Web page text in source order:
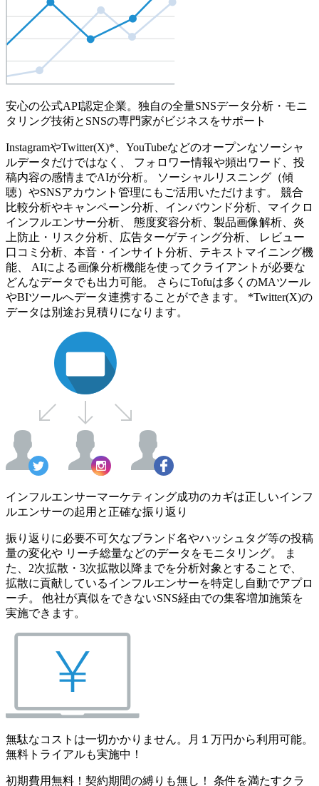
安心の公式API認定企業。独自の全量SNSデータ分析・モニ
タリング技術とSNSの専門家がビジネスをサポート
InstagramやTwitter(X)*、YouTubeなどのオープンなソーシャ
ルデータだけではなく、 フォロワー情報や頻出ワード、投
稿内容の感情までAIが分析。 ソーシャルリスニング（傾
聴）やSNSアカウント管理にもご活用いただけます。 競合
比較分析やキャンペーン分析、インバウンド分析、マイクロ
インフルエンサー分析、 態度変容分析、製品画像解析、炎
上防止・リスク分析、広告ターゲティング分析、 レビュー
口コミ分析、本音・インサイト分析、テキストマイニング機
能、 AIによる画像分析機能を使ってクライアントが必要な
どんなデータでも出力可能。 さらにTofuは多くのMAツール
やBIツールへデータ連携することができます。 *Twitter(X)の
データは別途お見積りになります。
インフルエンサーマーケティング成功のカギは正しいインフ
ルエンサーの起用と正確な振り返り
振り返りに必要不可欠なブランド名やハッシュタグ等の投稿
量の変化や リーチ総量などのデータをモニタリング。 ま
た、2次拡散・3次拡散以降までを分析対象とすることで、
拡散に貢献しているインフルエンサーを特定し自動でアプロ
ーチ。 他社が真似をできないSNS経由での集客増加施策を
実施できます。
無駄なコストは一切かかりません。月１万円から利用可能。
無料トライアルも実施中！
初期費用無料！契約期間の縛りも無し！ 条件を満たすクラ